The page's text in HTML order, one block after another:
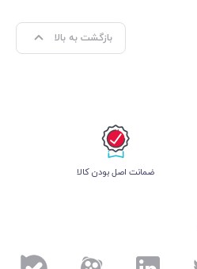
بازگشت به بالا
ﺿﻤﺎﻧﺖ اﺻﻞ ﺑﻮدن ﮐﺎﻟﺎ